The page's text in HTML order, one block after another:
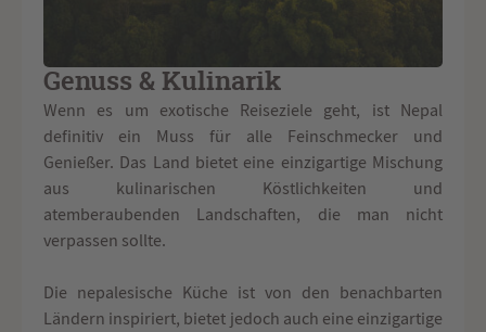
Genuss & Kulinarik
Wenn es um exotische Reiseziele geht, ist Nepal
definitiv ein Muss für alle Feinschmecker und
Genießer. Das Land bietet eine einzigartige Mischung
aus kulinarischen Köstlichkeiten und
atemberaubenden Landschaften, die man nicht
verpassen sollte.
Die nepalesische Küche ist von den benachbarten
Ländern inspiriert, bietet jedoch auch eine einzigartige